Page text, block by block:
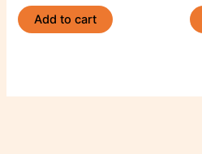
Add to cart